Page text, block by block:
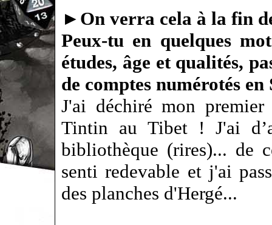
► On verra cela à la fin
Peux-tu en quelques
études, âge et qualités,
de comptes numérotés
J'ai déchiré mon
Tintin au Tibet ! J'ai
bibliothèque (rires)... de
senti redevable et j'ai
des planches d'Hergé...